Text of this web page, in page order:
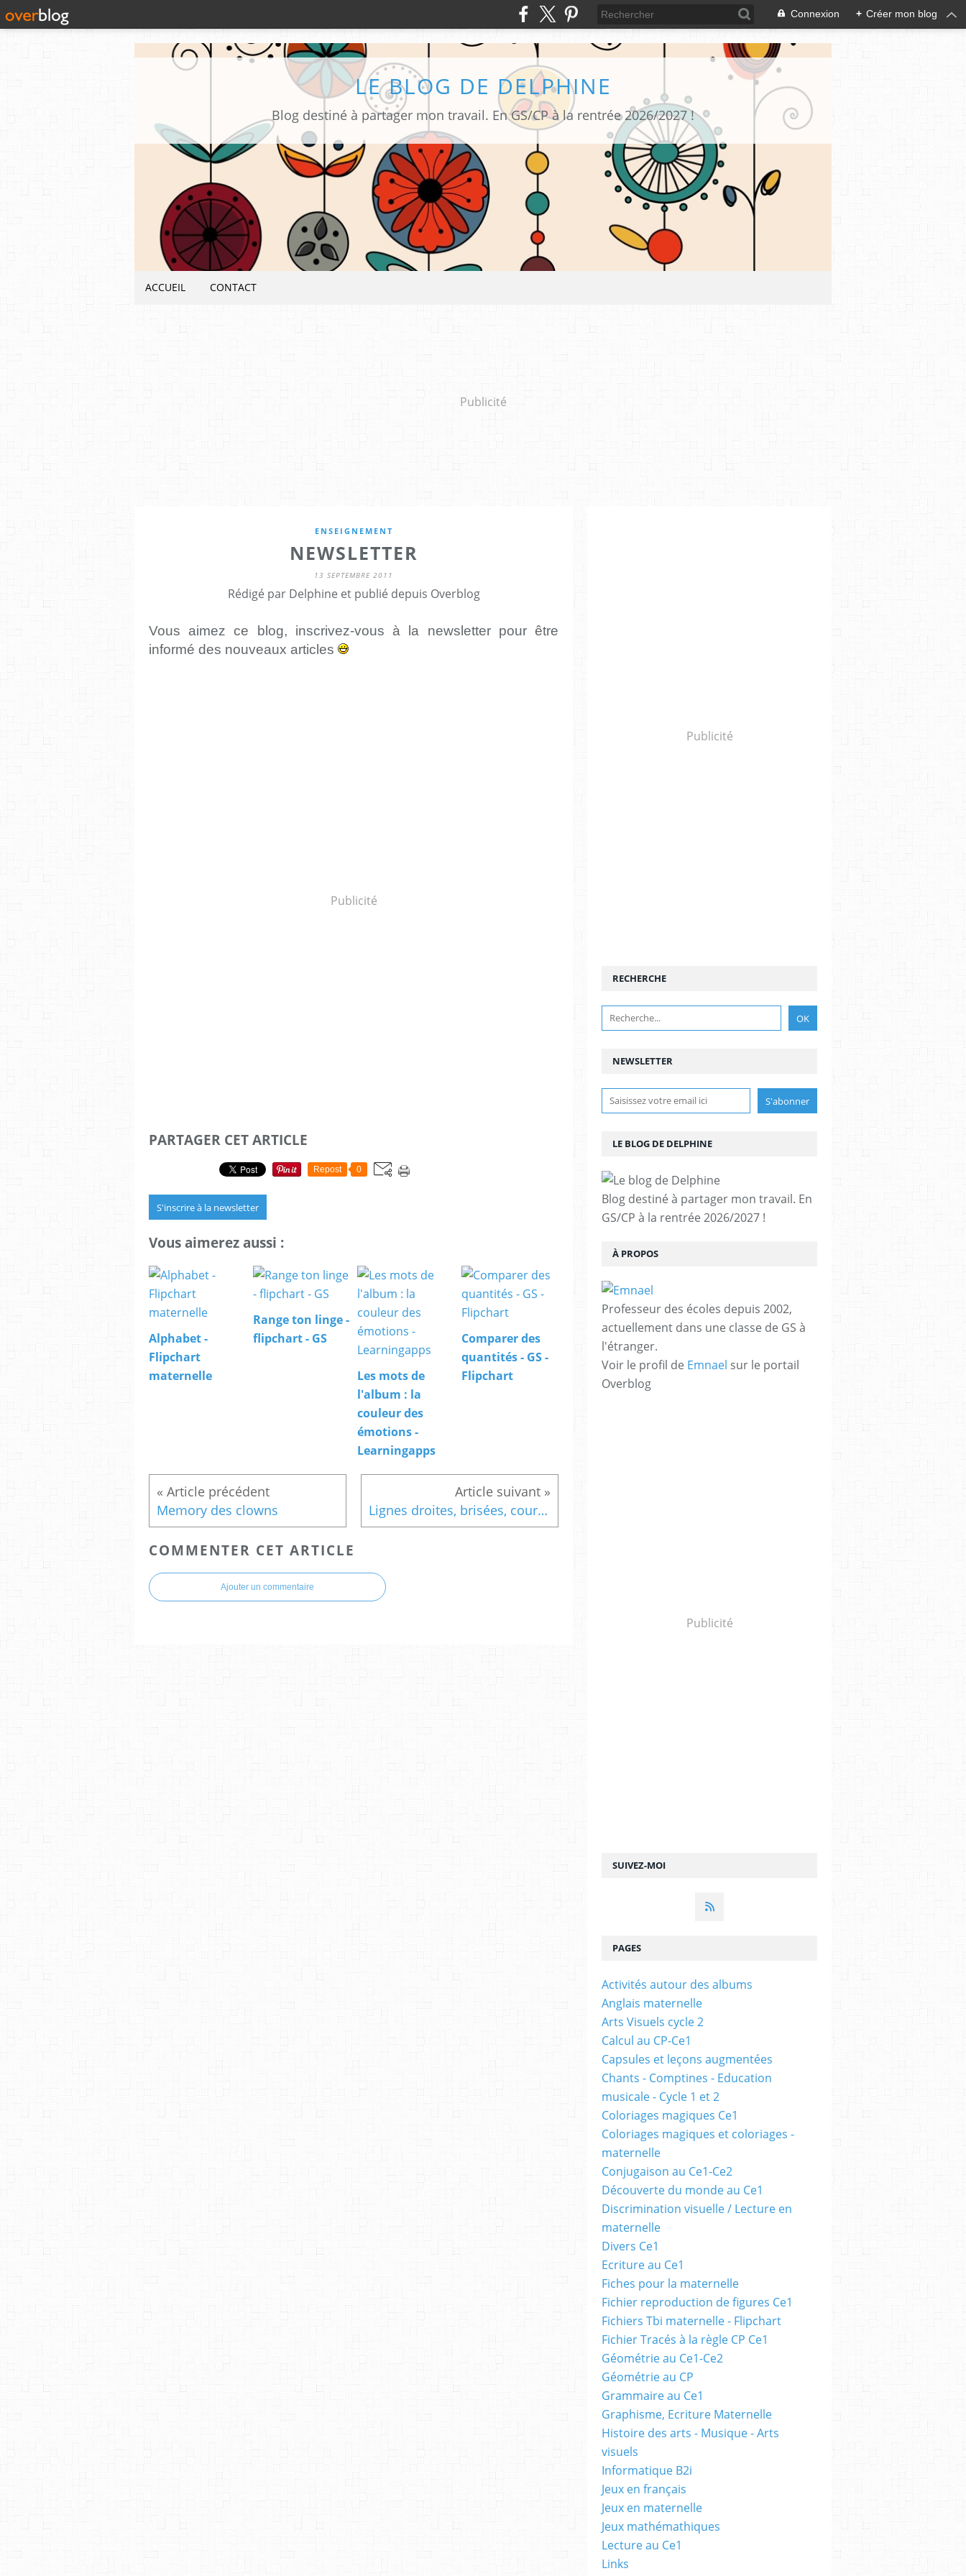
Connexion + Créer mon blog
LE BLOG DE DELPHINE
Blog destiné à partager mon travail. En GS/CP à la rentrée 2026/2027 !
ACCUEIL CONTACT
Publicité
ENSEIGNEMENT
NEWSLETTER
13 SEPTEMBRE 2011
Rédigé par Delphine et publié depuis Overblog
Vous aimez ce blog, inscrivez-vous à la newsletter pour être
informé des nouveaux articles
Publicité
PARTAGER CET ARTICLE
Repost 0
S'inscrire à la newsletter
Vous aimerez aussi :
Alphabet -
Flipchart
maternelle
Range ton linge -
flipchart - GS
Les mots de
l'album : la
couleur des
émotions -
Learningapps
Comparer des
quantités - GS -
Flipchart
Memory des clowns Lignes droites, brisées, courbes exo
COMMENTER CET ARTICLE
Ajouter un commentaire
Publicité
NEWSLETTER
SUIVEZ-MOI
RECHERCHE
LE BLOG DE DELPHINE
Blog destiné à partager mon travail. En
GS/CP à la rentrée 2026/2027 !
À PROPOS
Professeur des écoles depuis 2002,
actuellement dans une classe de GS à
l'étranger.
Voir le profil de Emnael sur le portail
Overblog
Publicité
PAGES
Activités autour des albums
Anglais maternelle
Arts Visuels cycle 2
Calcul au CP-Ce1
Capsules et leçons augmentées
Chants - Comptines - Education
musicale - Cycle 1 et 2
Coloriages magiques Ce1
Coloriages magiques et coloriages -
maternelle
Conjugaison au Ce1-Ce2
Découverte du monde au Ce1
Discrimination visuelle / Lecture en
maternelle
Divers Ce1
Ecriture au Ce1
Fiches pour la maternelle
Fichier reproduction de figures Ce1
Fichiers Tbi maternelle - Flipchart
Fichier Tracés à la règle CP Ce1
Géométrie au Ce1-Ce2
Géométrie au CP
Grammaire au Ce1
Graphisme, Ecriture Maternelle
Histoire des arts - Musique - Arts
visuels
Informatique B2i
Jeux en français
Jeux en maternelle
Jeux mathémathiques
Lecture au Ce1
Links